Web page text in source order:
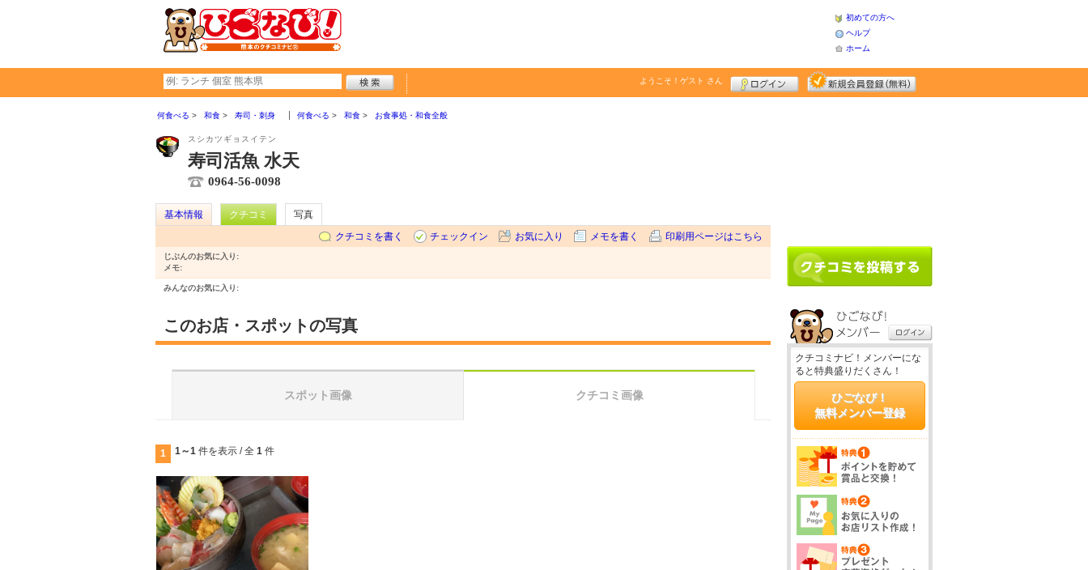
初めての方へ
ヘルプ
ホーム
ようこそ！ ゲスト さん
何食べる 和食 寿司・刺身 何食べる 和食 お食事処・和食全般
スシカツギョスイテン
寿司活魚 水天
0964-56-0098
基本情報 クチコミ
写真
クチコミを書く
チェックイン お気に入り メモを書く 印刷用ページはこちら
じぶんのお気に入り:
メモ:
みんなのお気に入り:
このお店・スポットの写真
スポット画像 クチコミ画像
1 1～1 件を表示 / 全 1 件
クチコミナビ！メンバーにな
ると特典盛りだくさん！
ひごなび！
無料メンバー登録